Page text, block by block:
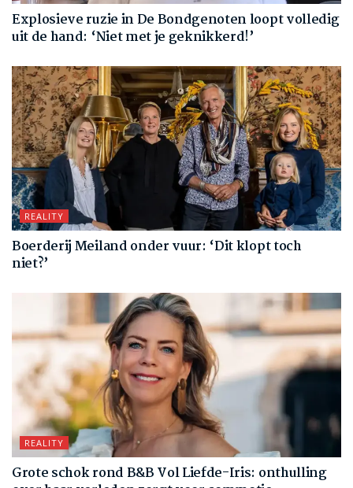
Explosieve ruzie in De Bondgenoten loopt volledig
uit de hand: ‘Niet met je geknikkerd!’
REALITY
Boerderij Meiland onder vuur: ‘Dit klopt toch
niet?’
REALITY
Grote schok rond B&B Vol Liefde-Iris: onthulling